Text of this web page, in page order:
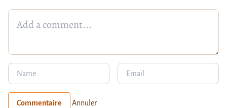
Commentaire Annuler